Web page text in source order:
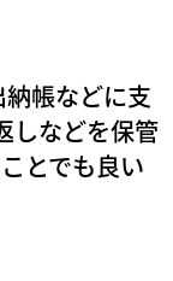
帳などに支
しなどを保管
とでも良い